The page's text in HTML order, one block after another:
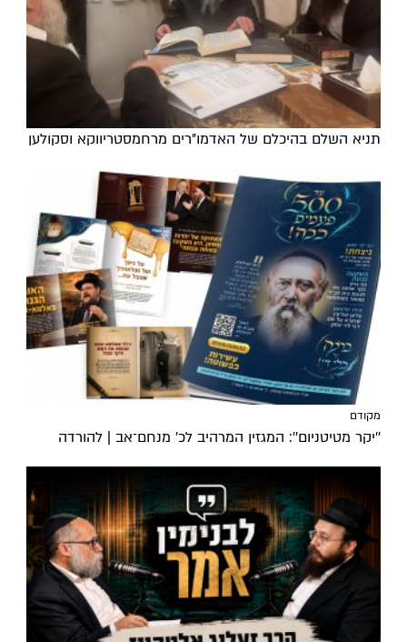
תניא השלם בהיכלם של האדמו"רים מרחמסטריווקא וסקולען
מקודם
''יקר מטיטניום'': המגזין המרהיב לכ’ מנחם־אב | להורדה